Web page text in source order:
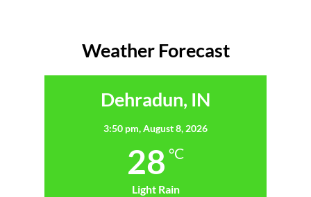
Weather Forecast
Dehradun, IN
3:50 pm,August 8, 2026
28 °C
Light Rain